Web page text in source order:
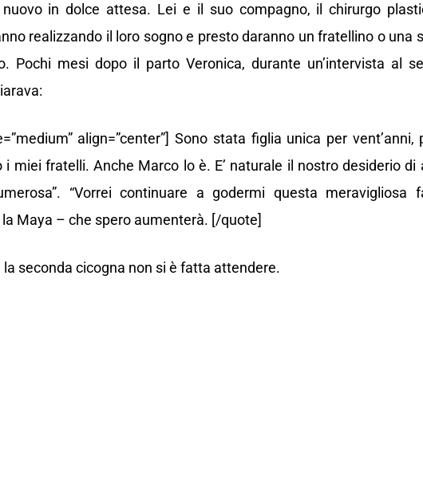
in dolce attesa. Lei e il suo compagno, il chirurgo
realizzando il loro sogno e presto daranno un fratellino o una
Pochi mesi dopo il parto Veronica, durante un’intervista al
align=”center”] Sono stata figlia unica per vent’anni,
i miei fratelli. Anche Marco lo è. E’ naturale il nostro desiderio di
“Vorrei continuare a godermi questa meravigliosa
Maya – che spero aumenterà. [/quote]
seconda cicogna non si è fatta attendere.